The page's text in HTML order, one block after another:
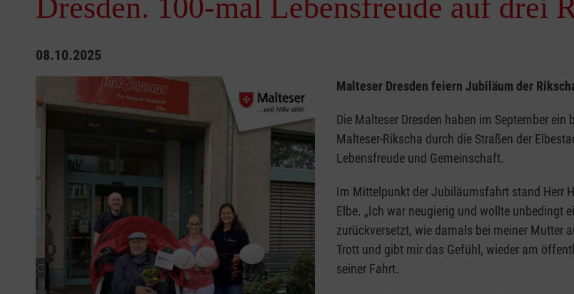
Dresden. 100-mal Lebensfreude auf drei
08.10.2025
Malteser Dresden feiern Jubiläum der
Die Malteser Dresden haben im September
Malteser-Rikscha durch die Straßen der
Lebensfreude und Gemeinschaft.
Im Mittelpunkt der Jubiläumsfahrt stand Herr
Elbe. „Ich war neugierig und wollte unbedingt
zurückversetzt, wie damals bei meiner Mutter
Trott und gibt mir das Gefühl, wieder am
seiner Fahrt.